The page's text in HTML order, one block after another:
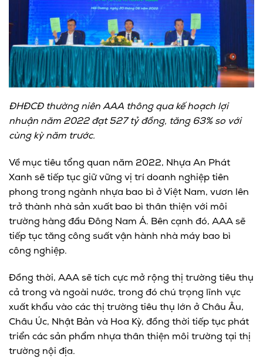
ĐHĐCĐ thường niên AAA thông qua kế hoạch lợi
nhuận năm 2022 đạt 527 tỷ đồng, tăng 63% so với
cùng kỳ năm trước.
Về mục tiêu tổng quan năm 2022, Nhựa An Phát
Xanh sẽ tiếp tục giữ vững vị trí doanh nghiệp tiên
phong trong ngành nhựa bao bì ở Việt Nam, vươn lên
trở thành nhà sản xuất bao bì thân thiện với môi
trường hàng đầu Đông Nam Á. Bên cạnh đó, AAA sẽ
tiếp tục tăng công suất vận hành nhà máy bao bì
công nghiệp.
Đồng thời, AAA sẽ tích cực mở rộng thị trường tiêu thụ
cả trong và ngoài nước, trong đó chú trọng lĩnh vực
xuất khẩu vào các thị trường tiêu thụ lớn ở Châu Âu,
Châu Úc, Nhật Bản và Hoa Kỳ, đồng thời tiếp tục phát
triển các sản phẩm nhựa thân thiện môi trường tại thị
trường nội địa.